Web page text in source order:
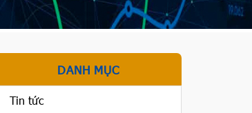
DANH MỤC
Tin tức